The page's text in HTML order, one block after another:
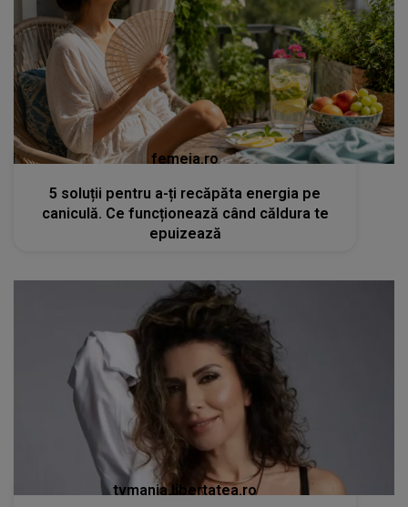
femeia.ro
5 soluții pentru a-ți recăpăta energia pe
caniculă. Ce funcționează când căldura te
epuizează
tvmania.libertatea.ro